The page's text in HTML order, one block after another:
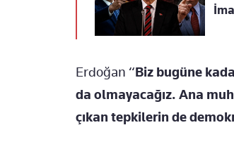
Erdoğan “Biz bugüne
da olmayacağız. Ana
çıkan tepkilerin de